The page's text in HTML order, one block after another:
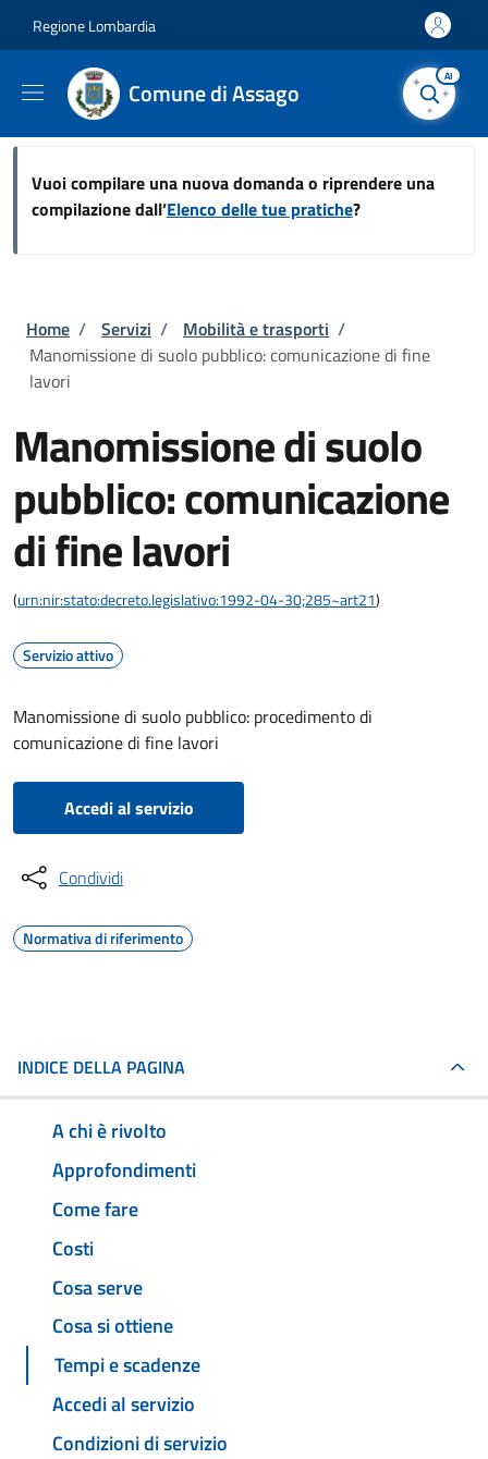
Regione Lombardia
Comune di Assago
AI
Vuoi compilare una nuova domanda o riprendere una
compilazione dall’Elenco delle tue pratiche?
Briciole di pane
Home / Servizi / Mobilità e trasporti /
Manomissione di suolo pubblico: comunicazione di fine
lavori
Manomissione di suolo
pubblico: comunicazione
di fine lavori
(urn:nir:stato:decreto.legislativo:1992-04-30;285~art21)
Servizio attivo
Manomissione di suolo pubblico: procedimento di
comunicazione di fine lavori
Accedi al servizio
Condividi
Normativa di riferimento
INDICE DELLA PAGINA
A chi è rivolto
Approfondimenti
Come fare
Costi
Cosa serve
Cosa si ottiene
Tempi e scadenze
Accedi al servizio
Condizioni di servizio